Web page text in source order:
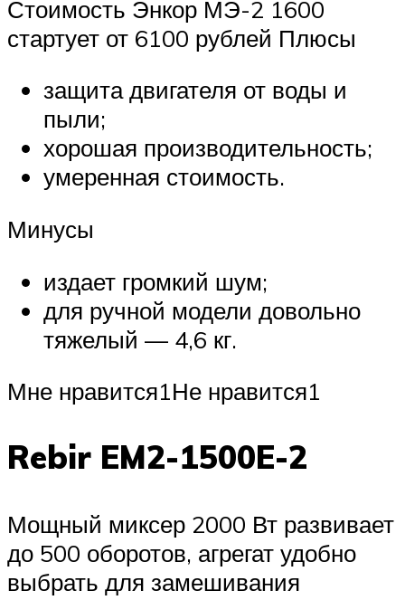
Стоимость Энкор МЭ-2 1600
стартует от 6100 рублей Плюсы
защита двигателя от воды и
пыли;
хорошая производительность;
умеренная стоимость.
Минусы
издает громкий шум;
для ручной модели довольно
тяжелый — 4,6 кг.
Мне нравится1Не нравится1
Rebir EM2-1500E-2
Мощный миксер 2000 Вт развивает
до 500 оборотов, агрегат удобно
выбрать для замешивания